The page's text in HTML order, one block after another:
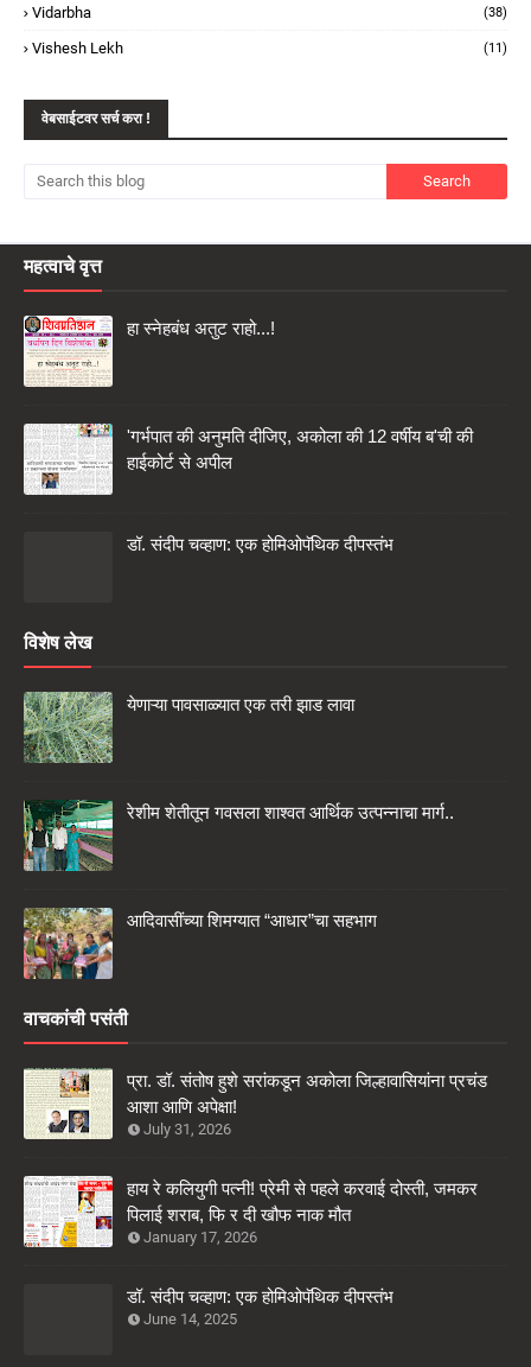
Vidarbha (38)
Vishesh Lekh (11)
वेबसाईटवर सर्च करा !
महत्वाचे वृत्त
हा स्नेहबंध अतुट राहो...!
'गर्भपात की अनुमति दीजिए, अकोला की 12 वर्षीय ब'ची की
हाईकोर्ट से अपील
डॉ. संदीप चव्हाण: एक होमिओपॅथिक दीपस्तंभ
विशेष लेख
येणाऱ्या पावसाळ्यात एक तरी झाड लावा
रेशीम शेतीतून गवसला शाश्वत आर्थिक उत्पन्नाचा मार्ग..
आदिवासींच्या शिमग्यात “आधार”चा सहभाग
वाचकांची पसंती
प्रा. डॉ. संतोष हुशे सरांकडून अकोला जिल्हावासियांना प्रचंड
आशा आणि अपेक्षा!
July 31, 2026
हाय रे कलियुगी पत्नी! प्रेमी से पहले करवाई दोस्ती, जमकर
पिलाई शराब, फि र दी खौफ नाक मौत
January 17, 2026
डॉ. संदीप चव्हाण: एक होमिओपॅथिक दीपस्तंभ
June 14, 2025